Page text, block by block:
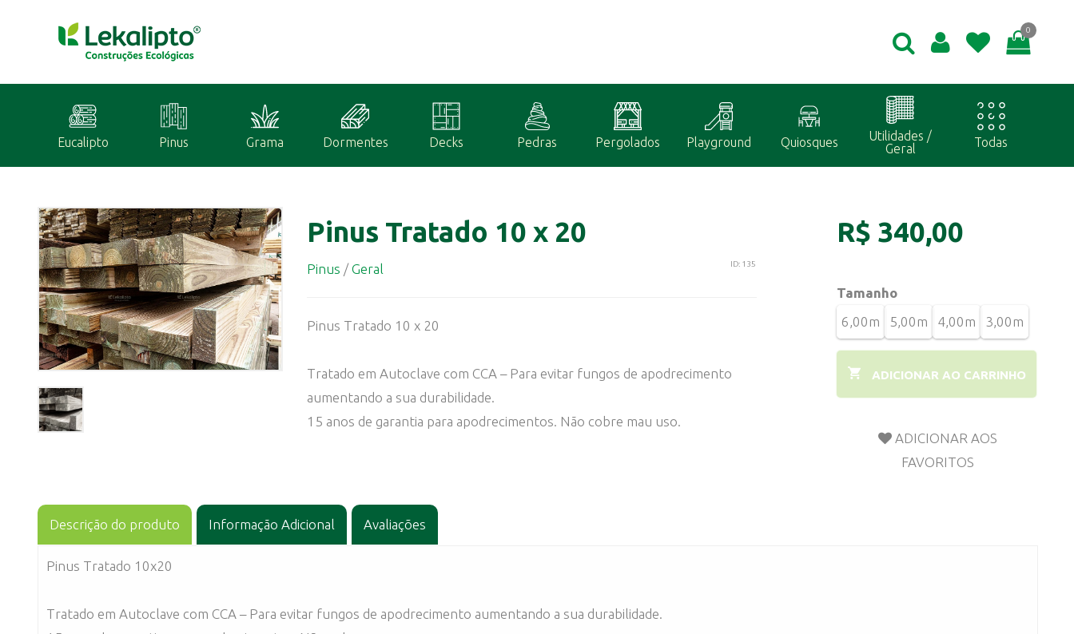
0
Eucalipto Pinus Grama Dormentes Decks Pedras Pergolados Playground Quiosques
Utilidades /
Geral
Todas
Pinus Tratado 10 x 20
Pinus /Geral ID: 135
Pinus Tratado 10 x 20
Tratado em Autoclave com CCA – Para evitar fungos de apodrecimento
aumentando a sua durabilidade.
15 anos de garantia para apodrecimentos. Não cobre mau uso.
R$ 340,00
Tamanho
6,00m
5,00m 4,00m 3,00m
ADICIONAR AO CARRINHO
Descrição do produto Informação Adicional Avaliações
Pinus Tratado 10x20
Tratado em Autoclave com CCA – Para evitar fungos de apodrecimento aumentando a sua durabilidade.